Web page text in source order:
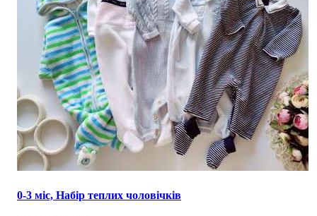
0-3 міс, Набір теплих чоловічків